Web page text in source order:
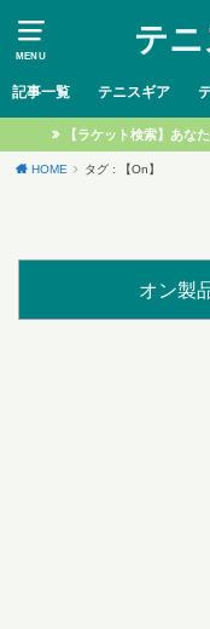
MENU テ
記事一覧 テニスギア
【ラケット検索】あな
HOME タグ : 【On】
オン製